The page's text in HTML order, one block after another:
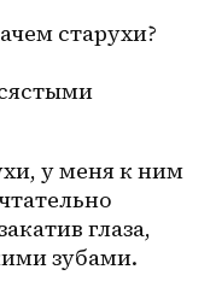
старухи?
у меня к ним
глаза,
зубами.